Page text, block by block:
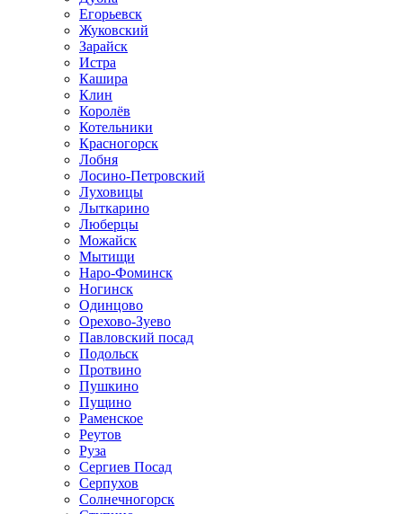
Егорьевск
Жуковский
Зарайск
Истра
Кашира
Клин
Королёв
Котельники
Красногорск
Лобня
Лосино-Петровский
Луховицы
Лыткарино
Люберцы
Можайск
Мытищи
Наро-Фоминск
Ногинск
Одинцово
Орехово-Зуево
Павловский посад
Подольск
Протвино
Пушкино
Пущино
Раменское
Реутов
Руза
Сергиев Посад
Серпухов
Солнечногорск